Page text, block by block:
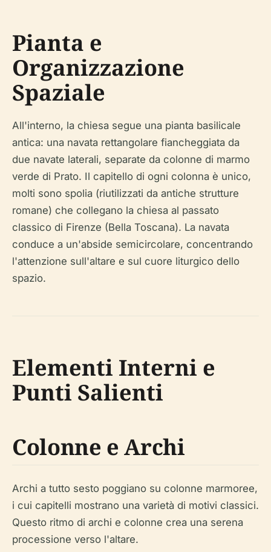
Pianta e
Organizzazione
Spaziale
All'interno, la chiesa segue una pianta basilicale
antica: una navata rettangolare fiancheggiata da
due navate laterali, separate da colonne di marmo
verde di Prato. Il capitello di ogni colonna è unico,
molti sono spolia (riutilizzati da antiche strutture
romane) che collegano la chiesa al passato
classico di Firenze (Bella Toscana). La navata
conduce a un'abside semicircolare, concentrando
l'attenzione sull'altare e sul cuore liturgico dello
spazio.
Elementi Interni e
Punti Salienti
Colonne e Archi
Archi a tutto sesto poggiano su colonne marmoree,
i cui capitelli mostrano una varietà di motivi classici.
Questo ritmo di archi e colonne crea una serena
processione verso l'altare.